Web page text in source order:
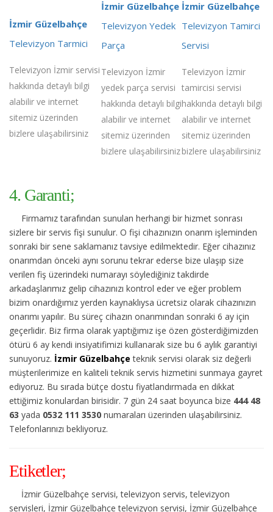
İzmir Güzelbahçe
Televizyon Tarmici
Televizyon İzmir servisi
hakkında detaylı bilgi
alabilir ve internet
sitemiz üzerinden
bizlere ulaşabilirsiniz
İzmir Güzelbahçe
Televizyon Yedek
Parça
Televizyon İzmir
yedek parça servisi
hakkında detaylı bilgi
alabilir ve internet
sitemiz üzerinden
bizlere ulaşabilirsiniz
İzmir Güzelbahçe
Televizyon Tamirci
Servisi
Televizyon İzmir
tamircisi servisi
hakkında detaylı bilgi
alabilir ve internet
sitemiz üzerinden
bizlere ulaşabilirsiniz
4. Garanti;
Firmamız tarafından sunulan herhangi bir hizmet sonrası
sizlere bir servis fişi sunulur. O fişi cihazınızın onarım işleminden
sonraki bir sene saklamanız tavsiye edilmektedir. Eğer cihazınız
onarımdan önceki aynı sorunu tekrar ederse bize ulaşıp size
verilen fiş üzerindeki numarayı söylediğiniz takdirde
arkadaşlarımız gelip cihazınızı kontrol eder ve eğer problem
bizim onardığımız yerden kaynaklıysa ücretsiz olarak cihazınızın
onarımı yapılır. Bu süreç cihazın onarımından sonraki 6 ay için
geçerlidir. Biz firma olarak yaptığımız işe özen gösterdiğimizden
ötürü 6 ay kendi insiyatifimizi kullanarak size bu 6 aylık garantiyi
sunuyoruz. İzmir Güzelbahçe teknik servisi olarak siz değerli
müşterilerimize en kaliteli teknik servis hizmetini sunmaya gayret
ediyoruz. Bu sırada bütçe dostu fiyatlandırmada en dikkat
ettiğimiz konulardan birisidir. 7 gün 24 saat boyunca bize 444 48
63 yada 0532 111 3530 numaraları üzerinden ulaşabilirsiniz.
Telefonlarınızı bekliyoruz.
Etiketler;
İzmir Güzelbahçe servisi, televizyon servis, televizyon
servisleri, İzmir Güzelbahçe televizyon servisi, İzmir Güzelbahçe